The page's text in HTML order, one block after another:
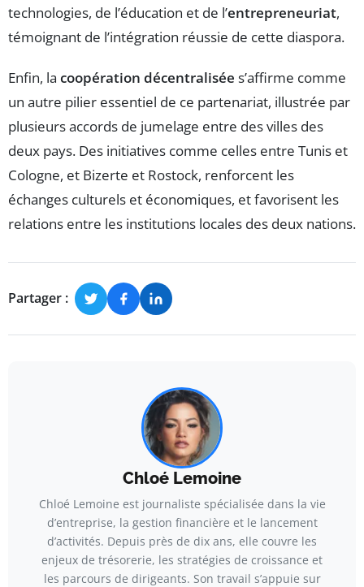
technologies, de l’éducation et de l’entrepreneuriat,
témoignant de l’intégration réussie de cette diaspora.
Enfin, la coopération décentralisée s’affirme comme
un autre pilier essentiel de ce partenariat, illustrée par
plusieurs accords de jumelage entre des villes des
deux pays. Des initiatives comme celles entre Tunis et
Cologne, et Bizerte et Rostock, renforcent les
échanges culturels et économiques, et favorisent les
relations entre les institutions locales des deux nations.
Partager :
Chloé Lemoine
Chloé Lemoine est journaliste spécialisée dans la vie
d’entreprise, la gestion financière et le lancement
d’activités. Depuis près de dix ans, elle couvre les
enjeux de trésorerie, les stratégies de croissance et
les parcours de dirigeants. Son travail s’appuie sur